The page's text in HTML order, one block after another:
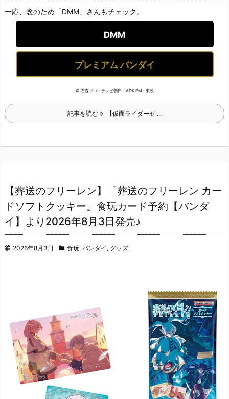
一応、念のため「DMM」さんもチェック。
DMM
プレミアム バンダイ
© 石森プロ・テレビ朝日・ADK EM・東映
記事を読む 【仮面ライダーゼ ...
【葬送のフリーレン】『葬送のフリーレン カー
ドソフトクッキー』食玩カード予約【バンダ
イ】より2026年8月3日発売♪
2026年8月3日 食玩, バンダイ , グッズ